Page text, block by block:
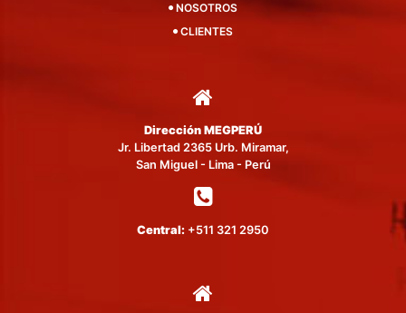
NOSOTROS
CLIENTES
Dirección MEGPERÚ
Jr. Libertad 2365 Urb. Miramar,
San Miguel - Lima - Perú
Central: +511 321 2950